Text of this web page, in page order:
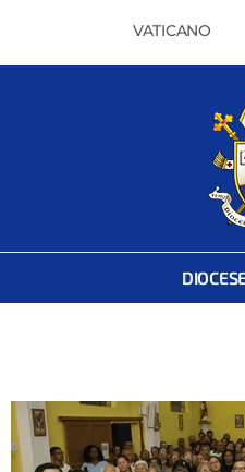
VATICANO